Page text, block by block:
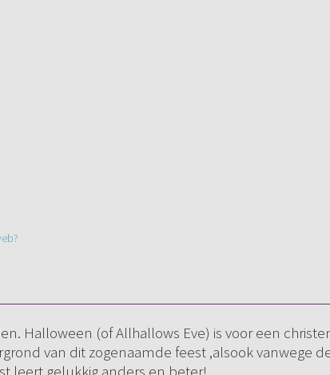
Halloween (of Allhallows Eve) is voor een
van dit zogenaamde feest ,alsook vanwege